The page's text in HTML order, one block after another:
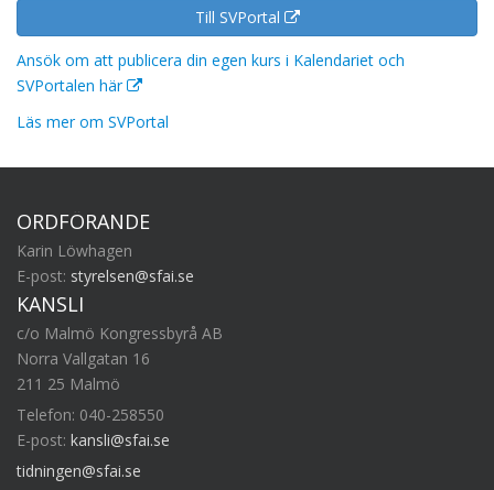
Till SVPortal
Ansök om att publicera din egen kurs i Kalendariet och
SVPortalen här
Läs mer om SVPortal
ORDFÖRANDE
Karin Löwhagen
E-post: styrelsen@sfai.se
KANSLI
c/o Malmö Kongressbyrå AB
Norra Vallgatan 16
211 25 Malmö
Telefon: 040-258550
E-post: kansli@sfai.se
tidningen@sfai.se